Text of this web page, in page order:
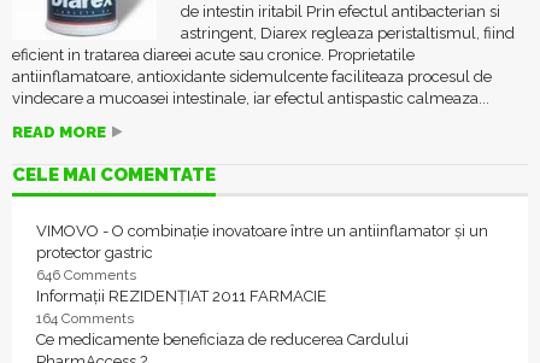
de intestin iritabil Prin efectul antibacterian si
astringent, Diarex regleaza peristaltismul, fiind
eficient in tratarea diareei acute sau cronice. Proprietatile
antiinflamatoare, antioxidante sidemulcente faciliteaza procesul de
vindecare a mucoasei intestinale, iar efectul antispastic calmeaza...
READ MORE
CELE MAI COMENTATE
VIMOVO - O combinație inovatoare între un antiinflamator și un
protector gastric
646 Comments
Informații REZIDENȚIAT 2011 FARMACIE
164 Comments
Ce medicamente beneficiaza de reducerea Cardului